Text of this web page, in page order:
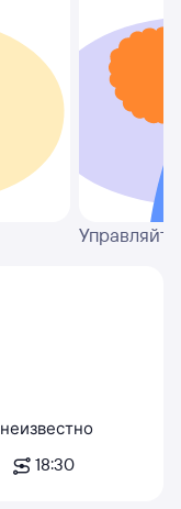
неизвестно
18:30